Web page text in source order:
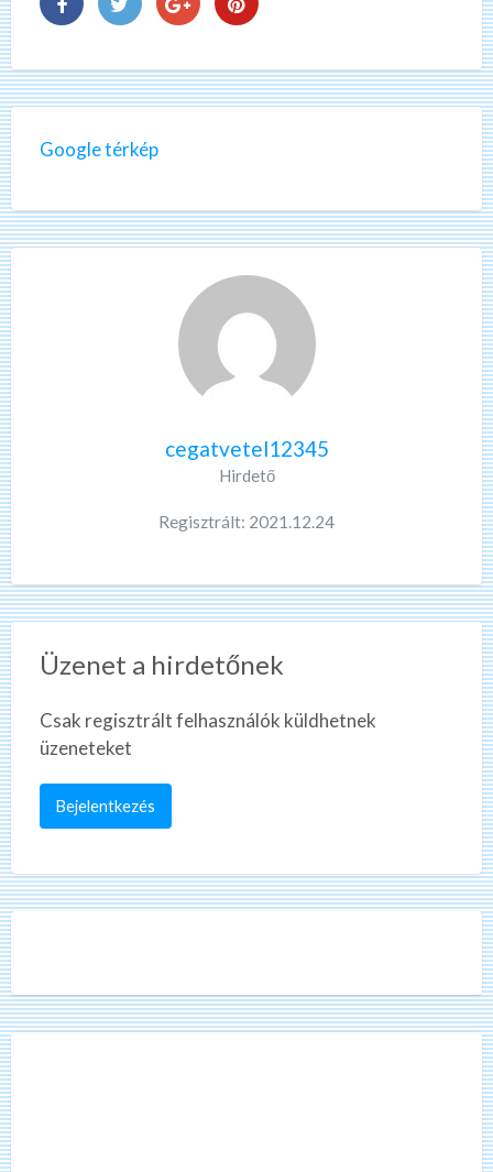
Google térkép
cegatvetel12345
Hirdető
Regisztrált: 2021.12.24
Üzenet a hirdetőnek
Csak regisztrált felhasználók küldhetnek
üzeneteket
Bejelentkezés